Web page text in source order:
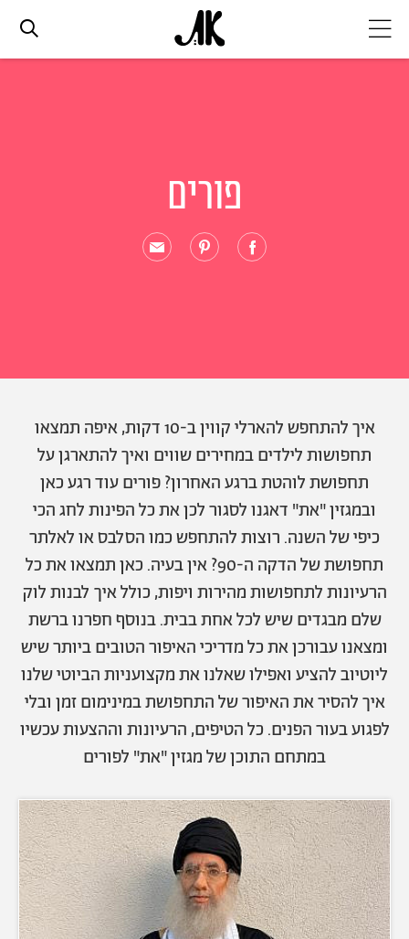
ביוטי
תרבות ופנאי
הפקות אופנה
עיצוב
בריאות
קריירה
יחסים
משפחה
חופש
תוכן מקודם
מי אנחנו
תנאי שימוש
מדיניות פרטיות
הצהרת נגישות
שירות לקוחות למנויים
כתבו לנו
© יובל סיגלר תקשורת בע"מ 2026
Designed, Developed and Powered by RGB Media
פורים
איך להתחפש להארלי קווין ב-10 דקות, איפה תמצאו
תחפושות לילדים במחירים שווים ואיך להתארגן על
תחפושת לוהטת ברגע האחרון? פורים עוד רגע כאן
ובמגזין "את" דאגנו לסגור לכן את כל הפינות לחג הכי
כיפי של השנה. רוצות להתחפש כמו הסלבס או לאלתר
תחפושת של הדקה ה-90? אין בעיה. כאן תמצאו את כל
הרעיונות לתחפושות מהירות ויפות, כולל איך לבנות לוק
שלם מבגדים שיש לכל אחת בבית. בנוסף חפרנו ברשת
ומצאנו עבורכן את כל מדריכי האיפור הטובים ביותר שיש
ליוטיוב להציע ואפילו שאלנו את מקצועניות הביוטי שלנו
איך להסיר את האיפור של התחפושת במינימום זמן ובלי
לפגוע בעור הפנים. כל הטיפים, הרעיונות וההצעות עכשיו
במתחם התוכן של מגזין "את" לפורים